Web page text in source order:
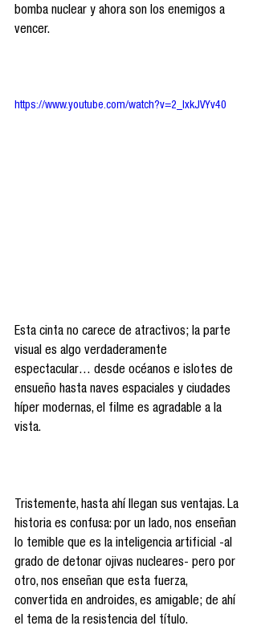
bomba nuclear y ahora son los enemigos a
vencer.
https://www.youtube.com/watch?v=2_lxkJVYv40
Esta cinta no carece de atractivos; la parte
visual es algo verdaderamente
espectacular… desde océanos e islotes de
ensueño hasta naves espaciales y ciudades
híper modernas, el filme es agradable a la
vista.
Tristemente, hasta ahí llegan sus ventajas. La
historia es confusa: por un lado, nos enseñan
lo temible que es la inteligencia artificial -al
grado de detonar ojivas nucleares- pero por
otro, nos enseñan que esta fuerza,
convertida en androides, es amigable; de ahí
el tema de la resistencia del título.